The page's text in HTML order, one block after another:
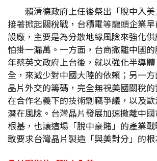
賴清德政府上任後祭出「脫中入
接著掀起關稅戰，台積電等龍頭企業
設廠，主要是為分散地緣風險來強化
怕掛一漏萬。一方面，台商撤離中國
年蔡英文政府上台後，就以強化半導
全，來減少對中國大陸的依賴；另一
晶片外交的籌碼，完全無視美國關稅
在合作名義下的技術剽竊爭議，以及
潛在風險。台灣晶片發展加速撤離中
根基，也讓這場「脫中豪賭」的產業
敢要求台灣晶片製造「與美對分」的根